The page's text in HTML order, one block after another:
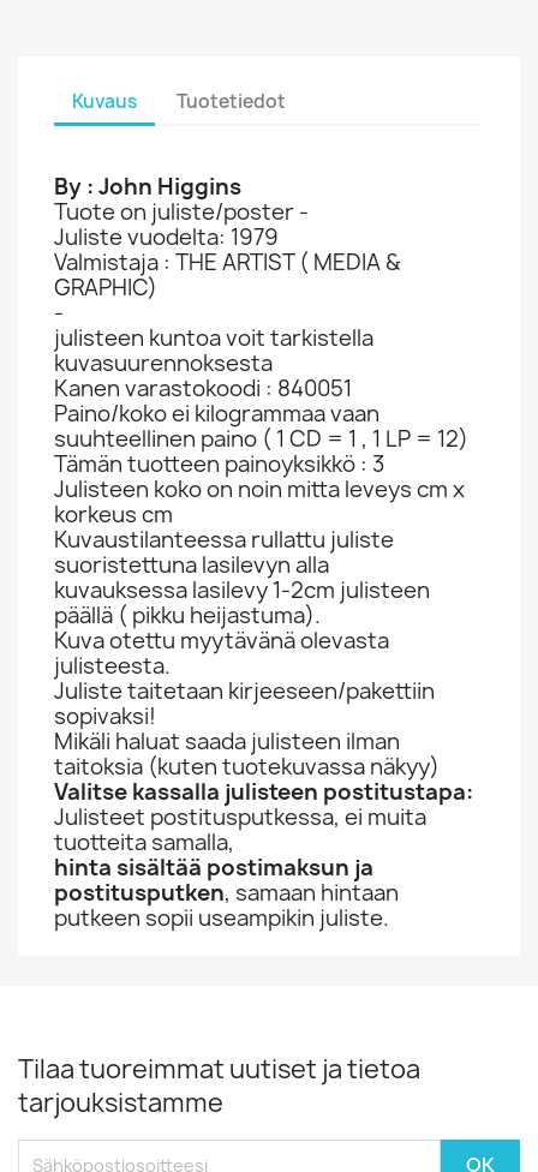
Kuvaus Tuotetiedot
By : John Higgins
Tuote on juliste/poster -
Juliste vuodelta: 1979
Valmistaja : THE ARTIST ( MEDIA &
GRAPHIC)
-
julisteen kuntoa voit tarkistella
kuvasuurennoksesta
Kanen varastokoodi : 840051
Paino/koko ei kilogrammaa vaan
suuhteellinen paino ( 1 CD = 1 , 1 LP = 12)
Tämän tuotteen painoyksikkö : 3
Julisteen koko on noin mitta leveys cm x
korkeus cm
Kuvaustilanteessa rullattu juliste
suoristettuna lasilevyn alla
kuvauksessa lasilevy 1-2cm julisteen
päällä ( pikku heijastuma).
Kuva otettu myytävänä olevasta
julisteesta.
Juliste taitetaan kirjeeseen/pakettiin
sopivaksi!
Mikäli haluat saada julisteen ilman
taitoksia (kuten tuotekuvassa näkyy)
Valitse kassalla julisteen postitustapa:
Julisteet postitusputkessa, ei muita
tuotteita samalla,
hinta sisältää postimaksun ja
postitusputken, samaan hintaan
putkeen sopii useampikin juliste.
Tilaa tuoreimmat uutiset ja tietoa
tarjouksistamme